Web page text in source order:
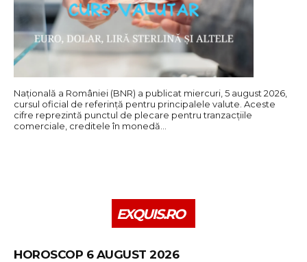
Națională a României (BNR) a publicat miercuri, 5 august 2026,
cursul oficial de referință pentru principalele valute. Aceste
cifre reprezintă punctul de plecare pentru tranzacțiile
comerciale, creditele în monedă…
EXQUIS.RO
HOROSCOP 6 AUGUST 2026